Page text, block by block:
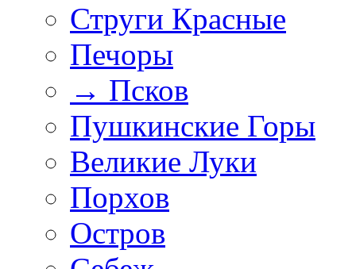
Струги Красные
Печоры
→ Псков
Пушкинские Горы
Великие Луки
Порхов
Остров